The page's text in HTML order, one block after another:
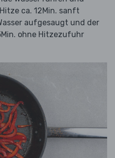
ca. 12Min. sanft
aufgesaugt und der
ohne Hitzezufuhr